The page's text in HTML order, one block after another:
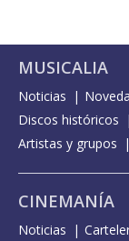
MUSICALIA
Noticias
Discos históricos
Artistas y grupos
CINEMANÍA
Noticias